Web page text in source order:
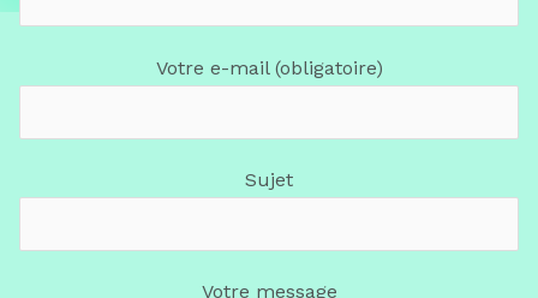
Votre e-mail (obligatoire)
Sujet
Votre message